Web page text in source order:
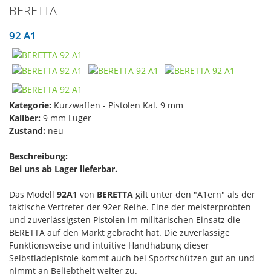
BERETTA
92 A1
Kategorie: Kurzwaffen - Pistolen Kal. 9 mm
Kaliber: 9 mm Luger
Zustand: neu
Beschreibung:
Bei uns ab Lager lieferbar.
Das Modell 92A1 von BERETTA gilt unter den "A1ern" als der
taktische Vertreter der 92er Reihe. Eine der meisterprobten
und zuverlässigsten Pistolen im militärischen Einsatz die
BERETTA auf den Markt gebracht hat. Die zuverlässige
Funktionsweise und intuitive Handhabung dieser
Selbstladepistole kommt auch bei Sportschützen gut an und
nimmt an Beliebtheit weiter zu.